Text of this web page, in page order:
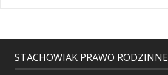
STACHOWIAK PRAWO RODZINNE